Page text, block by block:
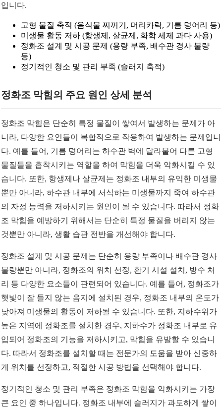
입니다.
고형 물질 축적 (음식물 찌꺼기, 머리카락, 기름 덩어리 등)
미생물 활동 저하 (항생제, 살균제, 화학 세제 과다 사용)
정화조 설계 및 시공 문제 (용량 부족, 배수관 경사 불량
등)
정기적인 청소 및 관리 부족 (슬러지 축적)
정화조 막힘의 주요 원인 상세 분석
정화조 막힘은 단순히 특정 물질이 쌓여서 발생하는 문제가 아
니라, 다양한 요인들이 복합적으로 작용하여 발생하는 문제입니
다. 예를 들어, 기름 덩어리는 하수관 벽에 달라붙어 다른 고형
물질들을 흡착시키는 역할을 하여 막힘을 더욱 악화시킬 수 있
습니다. 또한, 항생제나 살균제는 정화조 내부의 유익한 미생물
뿐만 아니라, 하수관 내부에 서식하는 미생물까지 죽여 하수관
의 자정 능력을 저하시키는 원인이 될 수 있습니다. 따라서 정화
조 막힘을 예방하기 위해서는 단순히 특정 물질을 버리지 않는
것뿐만 아니라, 생활 습관 전반을 개선해야 합니다.
정화조 설계 및 시공 문제는 단순히 용량 부족이나 배수관 경사
불량뿐만 아니라, 정화조의 위치 선정, 환기 시설 설치, 방수 처
리 등 다양한 요소들이 관련되어 있습니다. 예를 들어, 정화조가
햇빛이 잘 들지 않는 음지에 설치된 경우, 정화조 내부의 온도가
낮아져 미생물의 활동이 저하될 수 있습니다. 또한, 지하수위가
높은 지역에 정화조를 설치한 경우, 지하수가 정화조 내부로 유
입되어 정화조의 기능을 저하시키고, 막힘을 유발할 수 있습니
다. 따라서 정화조를 설치할 때는 전문가의 도움을 받아 신중하
게 위치를 선정하고, 적절한 시공 방법을 선택해야 합니다.
정기적인 청소 및 관리 부족은 정화조 막힘을 악화시키는 가장
큰 요인 중 하나입니다. 정화조 내부에 슬러지가 과도하게 쌓이